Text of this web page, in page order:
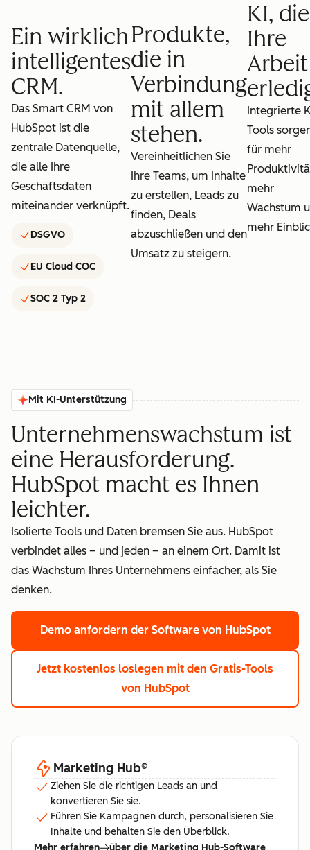
Ein wirklich
intelligentes
CRM.
Das Smart CRM von
HubSpot ist die
zentrale Datenquelle,
die alle Ihre
Geschäftsdaten
miteinander verknüpft.
DSGVO
EU Cloud COC
SOC 2 Typ 2
Produkte,
die in
Verbindung
mit allem
stehen.
Vereinheitlichen Sie
Ihre Teams, um Inhalte
zu erstellen, Leads zu
finden, Deals
abzuschließen und den
Umsatz zu steigern.
KI, die
Ihre
Arbeit
Integrierte
Tools
für mehr
mehr
Wachstum
mehr
Mit KI-Unterstützung
Unternehmenswachstum ist
eine Herausforderung.
HubSpot macht es Ihnen
leichter.
Isolierte Tools und Daten bremsen Sie aus. HubSpot
verbindet alles – und jeden – an einem Ort. Damit ist
das Wachstum Ihres Unternehmens einfacher, als Sie
denken.
Demo anfordern der Software von HubSpot
Jetzt kostenlos loslegen mit den Gratis-Tools
von HubSpot
Marketing Hub®
Ziehen Sie die richtigen Leads an und
konvertieren Sie sie.
Führen Sie Kampagnen durch, personalisieren Sie
Inhalte und behalten Sie den Überblick.
Mehr erfahren
über die Marketing Hub-Software